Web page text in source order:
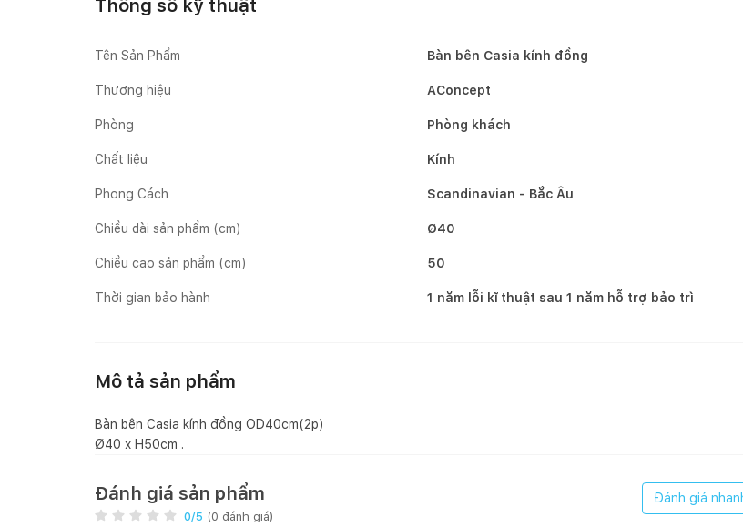
Thông số kỹ thuật
Tên Sản Phẩm Bàn bên Casia kính đồng
Thương hiệu AConcept
Phòng Phòng khách
Chất liệu Kính
Phong Cách Scandinavian - Bắc Âu
Chiều dài sản phẩm (cm) Ø40
Chiều cao sản phẩm (cm) 50
Thời gian bảo hành 1 năm lỗi kĩ thuật sau 1 năm hỗ trợ bảo trì
Mô tả sản phẩm
Bàn bên Casia kính đồng OD40cm(2p)
Ø40 x H50cm .
Đánh giá sản phẩm
0/5 (0 đánh giá)
Đánh giá